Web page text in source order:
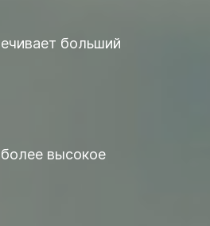
больший
высокое